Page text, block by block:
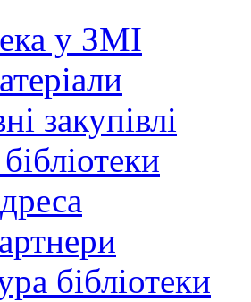
у ЗМІ
закупівлі
бібліотеки